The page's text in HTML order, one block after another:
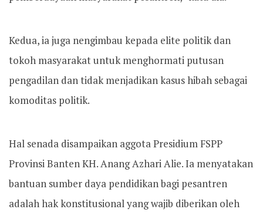
Kedua, ia juga nengimbau kepada elite politik dan
tokoh masyarakat untuk menghormati putusan
pengadilan dan tidak menjadikan kasus hibah sebagai
komoditas politik.
Hal senada disampaikan aggota Presidium FSPP
Provinsi Banten KH. Anang Azhari Alie. Ia menyatakan
bantuan sumber daya pendidikan bagi pesantren
adalah hak konstitusional yang wajib diberikan oleh